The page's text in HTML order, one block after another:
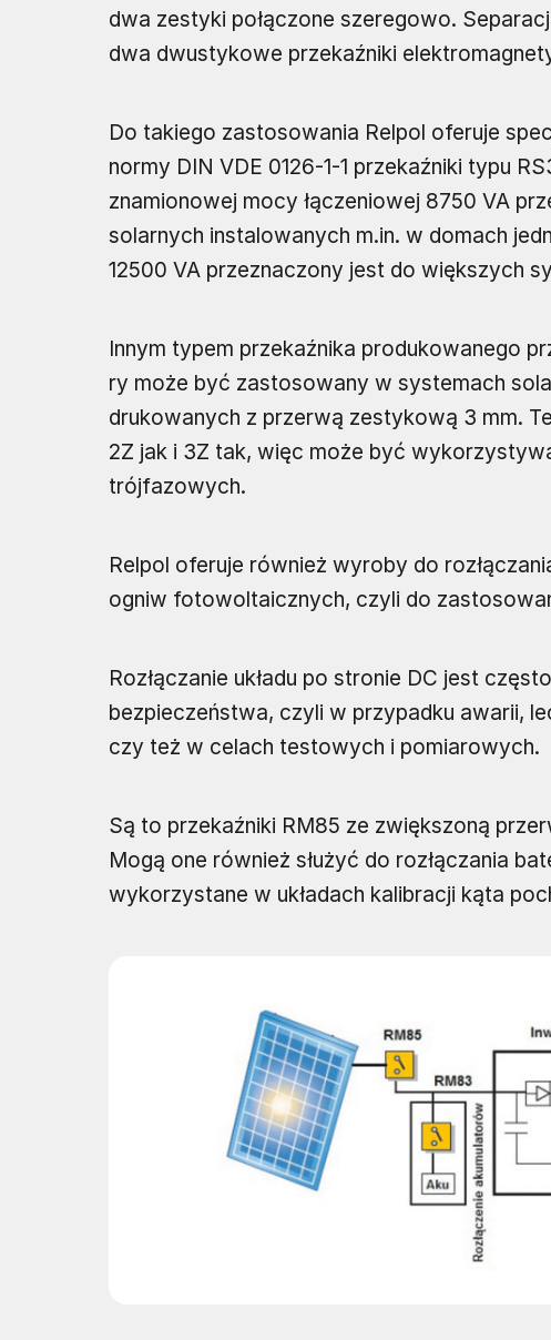
dwa zestyki połączone szeregowo.
dwa dwustykowe przekaźniki
Do takiego zastosowania Relpol oferuje
normy DIN VDE 0126-1-1 przekaźniki typu
znamionowej mocy łączeniowej 8750 VA
solarnych instalowanych m.in. w domach
12500 VA przeznaczony jest do większych
Innym typem przekaźnika produkowanego
ry może być zastosowany w systemach
drukowanych z przerwą zestykową 3 mm.
2Z jak i 3Z tak, więc może być
trójfazowych.
Relpol oferuje również wyroby do
ogniw fotowoltaicznych, czyli do
Rozłączanie układu po stronie DC jest
bezpieczeństwa, czyli w przypadku awarii,
czy też w celach testowych i pomiarowych.
Są to przekaźniki RM85 ze zwiększoną
Mogą one również służyć do rozłączania
wykorzystane w układach kalibracji kąta